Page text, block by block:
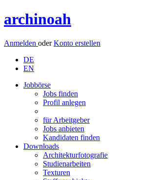
archinoah
Anmelden oderKonto erstellen
DE
EN
Jobbörse
Jobs finden
Profil anlegen
für Arbeitgeber
Jobs anbieten
Kandidaten finden
Downloads
Architekturfotografie
Studienarbeiten
Texturen